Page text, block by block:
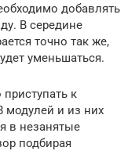
добавлять
В середине
точно так же,
уменьшаться.
к
модулей и из них
в незанятые
подбирая